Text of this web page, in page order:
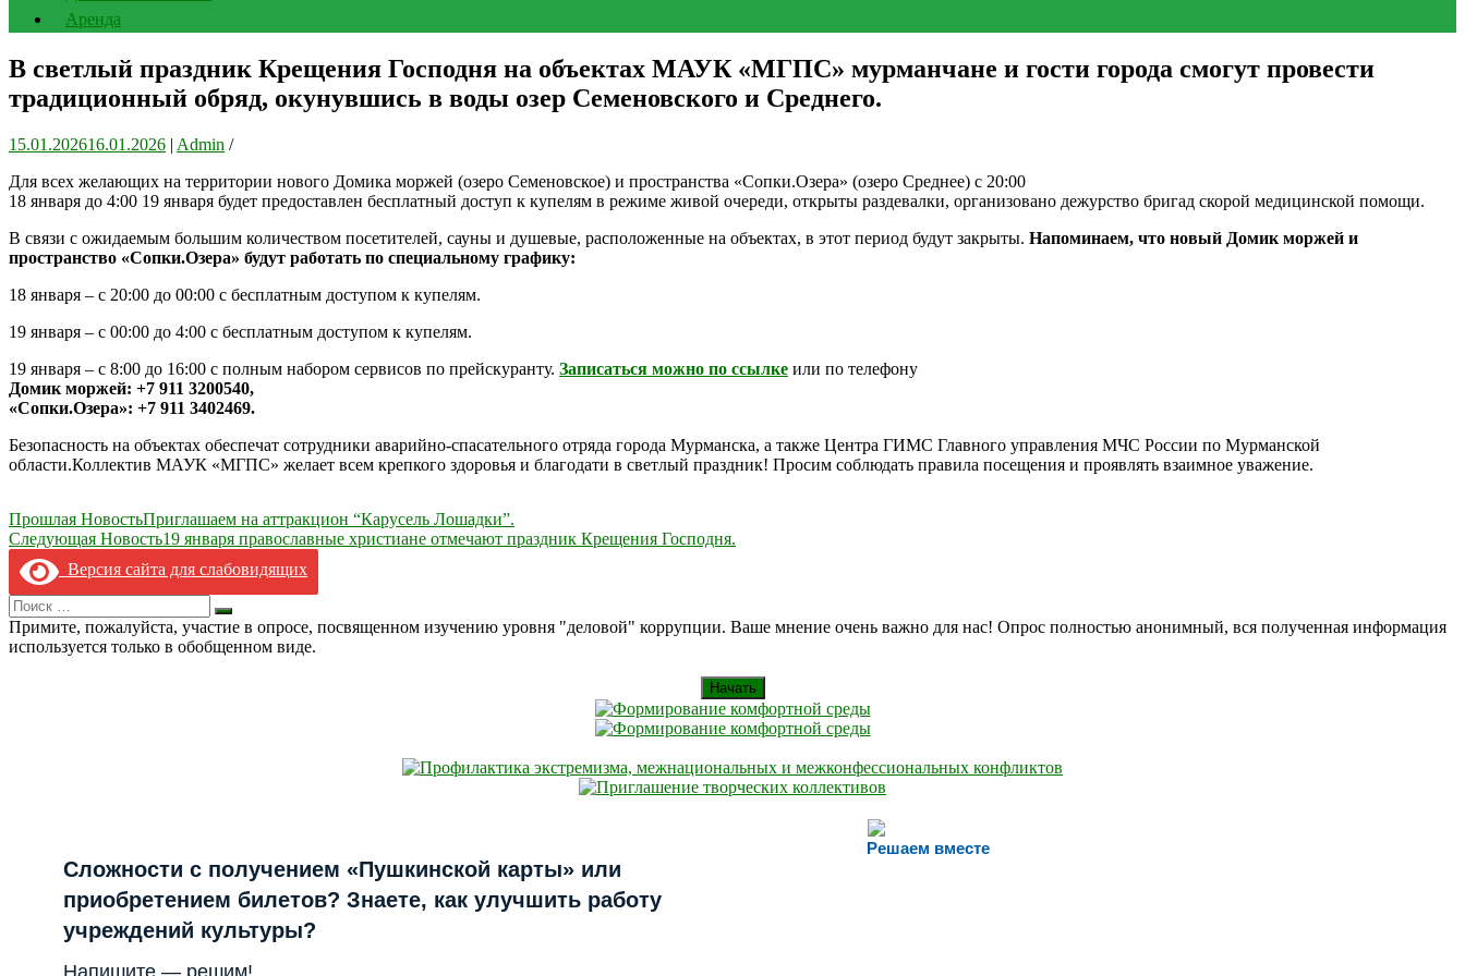
Аренда
В светлый праздник Крещения Господня на объектах МАУК «МГПС» мурманчане и гости города смогут провести
традиционный обряд, окунувшись в воды озер Семеновского и Среднего.
15.01.202616.01.2026 | Admin /
Для всех желающих на территории нового Домика моржей (озеро Семеновское) и пространства «Сопки.Озера» (озеро Среднее) с 20:00
18 января до 4:00 19 января будет предоставлен бесплатный доступ к купелям в режиме живой очереди, открыты раздевалки, организовано дежурство бригад скорой медицинской помощи.
В связи с ожидаемым большим количеством посетителей, сауны и душевые, расположенные на объектах, в этот период будут закрыты. Напоминаем, что новый Домик моржей и
пространство «Сопки.Озера» будут работать по специальному графику:
18 января – с 20:00 до 00:00 с бесплатным доступом к купелям.
19 января – с 00:00 до 4:00 с бесплатным доступом к купелям.
19 января – с 8:00 до 16:00 с полным набором сервисов по прейскуранту. Записаться можно по ссылке или по телефону
Домик моржей: +7 911 3200540,
«Сопки.Озера»: +7 911 3402469.
Безопасность на объектах обеспечат сотрудники аварийно-спасательного отряда города Мурманска, а также Центра ГИМС Главного управления МЧС России по Мурманской
области.Коллектив МАУК «МГПС» желает всем крепкого здоровья и благодати в светлый праздник! Просим соблюдать правила посещения и проявлять взаимное уважение.
Навигация
по
записям
Прошлая НовостьПриглашаем на аттракцион “Карусель Лошадки”.
Следующая Новость19 января православные христиане отмечают праздник Крещения Господня.
Версия сайта для слабовидящих
Search
for:
Искать
Примите, пожалуйста, участие в опросе, посвященном изучению уровня "деловой" коррупции. Ваше мнение очень важно для нас! Опрос полностью анонимный, вся полученная информация
используется только в обобщенном виде.
Начать
Решаем вместе
Сложности с получением «Пушкинской карты» или
приобретением билетов? Знаете, как улучшить работу
учреждений культуры?
Напишите — решим!